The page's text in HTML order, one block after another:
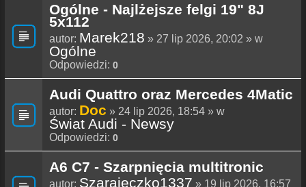
Ogólne - Najlżejsze felgi 19" 8J
5x112
autor: Marek218 » 27 lip 2026, 20:02 » w
Ogólne
Odpowiedzi: 0
Audi Quattro oraz Mercedes 4Matic
autor: Doc » 24 lip 2026, 18:54 » w
Świat Audi - Newsy
Odpowiedzi: 0
A6 C7 - Szarpnięcia multitronic
autor: Szarajeczko1337 » 19 lip 2026, 16:57